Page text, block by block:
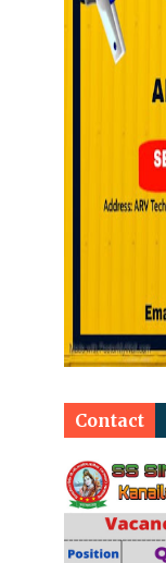
Contact